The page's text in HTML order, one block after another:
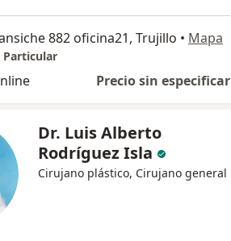
882 oficina21, Trujillo • Mapa
Precio sin especificar
Dr. Luis Alberto
Rodríguez Isla
Cirujano plástico, Cirujano general